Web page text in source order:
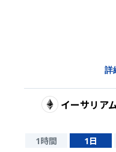
詳
イーサリア
1時間 1日